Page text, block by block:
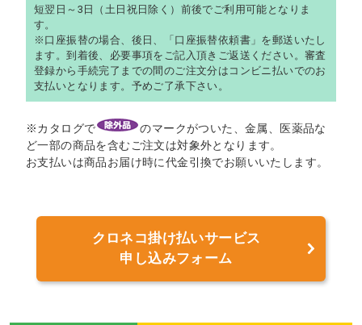
短翌日～3日（土日祝日除く）前後でご利用可能となりま
す。
※口座振替の場合、後日、「口座振替依頼書」を郵送いたし
ます。到着後、必要事項をご記入頂きご返送ください。審査
登録から手続完了までの間のご注文分はコンビニ払いでのお
支払いとなります。予めご了承下さい。
※カタログで
のマークがついた、金属、医薬品な
ど一部の商品を含むご注文は対象外となります。
お支払いは商品お届け時に代金引換でお願いいたします。
クロネコ掛け払いサービス
申し込みフォーム